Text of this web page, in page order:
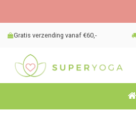
Gratis verzending vanaf €60,-